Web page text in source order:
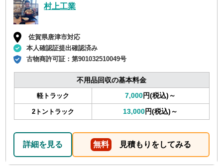
村上工業
佐賀県唐津市対応
本人確認証提出確認済み
古物商許可証：第901032510049号
不用品回収の基本料金
軽トラック 7,000円(税込)～
2トントラック 13,000円(税込)～
詳細を見る 無料 見積もりをしてみる